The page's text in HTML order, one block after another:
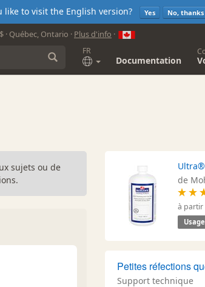
to visit the English version? Yes No, thanks
Québec, Ontario · Plus d'info ·
FR
Documentation
sujets ou de
de
à partir
Petites réfections
Support technique